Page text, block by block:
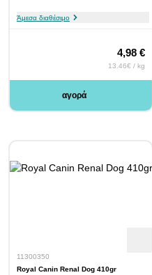
Άμεσα διαθέσιμο
4,98 €
13.46€ / kg
αγορά
11300350
Royal Canin Renal Dog 410gr